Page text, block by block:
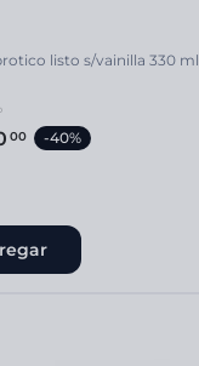
listo s/vainilla 330 ml
00 -40%